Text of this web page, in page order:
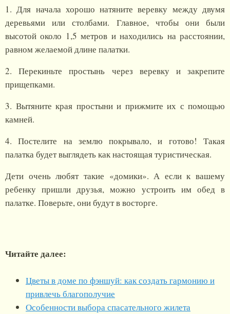
1. Для начала хорошо натяните веревку между двумя
деревьями или столбами. Главное, чтобы они были
высотой около 1,5 метров и находились на расстоянии,
равном желаемой длине палатки.
2. Перекиньте простынь через веревку и закрепите
прищепками.
3. Вытяните края простыни и прижмите их с помощью
камней.
4. Постелите на землю покрывало, и готово! Такая
палатка будет выглядеть как настоящая туристическая.
Дети очень любят такие «домики». А если к вашему
ребенку пришли друзья, можно устроить им обед в
палатке. Поверьте, они будут в восторге.
Читайте далее:
Цветы в доме по фэншуй: как создать гармонию и
привлечь благополучие
Особенности выбора спасательного жилета